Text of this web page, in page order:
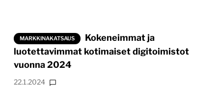
MARKKINAKATSAUS
Kokeneimmat ja
luotettavimmat kotimaiset digitoimistot
vuonna 2024
22.1.2024